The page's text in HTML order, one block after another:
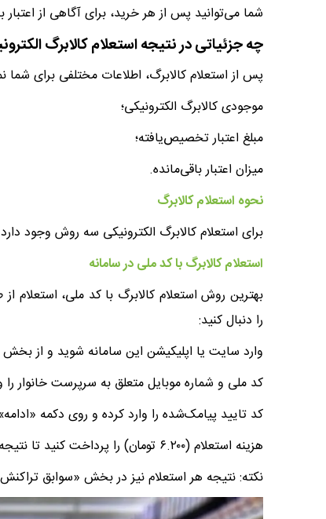
شما می‌توانید پس از هر خرید، برای آگاهی از اعتبار
چه جزئیاتی در نتیجه استعلام کالابرگ
پس از استعلام کالابرگ، اطلاعات مختلفی برای
موجودی کالابرگ الکترونیکی؛
مبلغ اعتبار تخصیص‌یافته؛
میزان اعتبار باقی‌مانده‌.
نحوه استعلام کالابرگ
برای استعلام کالابرگ الکترونیکی سه روش وجود
استعلام کالابرگ با کد ملی در سامانه
را دنبال کنید:
وارد سایت یا اپلیکیشن این سامانه شوید و از بخش
کد ملی و شماره موبایل متعلق به سرپرست خانوار را
کد تایید پیامک‌شده را وارد کرده و روی دکمه
هزینه استعلام (۶.۲۰۰ تومان) را پرداخت کنید تا نتیجه و جزئیات مربوط به استعلام کالابرگ برای شما نمایش داده شود.
نکته: نتیجه هر استعلام نیز در بخش «سوابق